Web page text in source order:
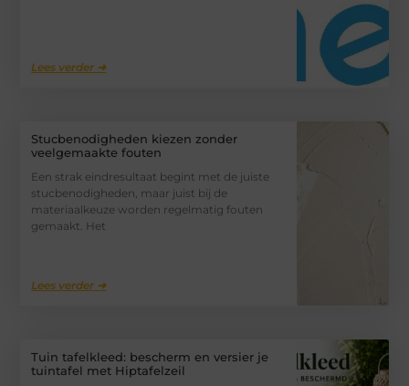
Lees verder ➜
Stucbenodigheden kiezen zonder
veelgemaakte fouten
Een strak eindresultaat begint met de juiste
stucbenodigheden, maar juist bij de
materiaalkeuze worden regelmatig fouten
gemaakt. Het
Lees verder ➜
Tuin tafelkleed: bescherm en versier je
tuintafel met Hiptafelzeil